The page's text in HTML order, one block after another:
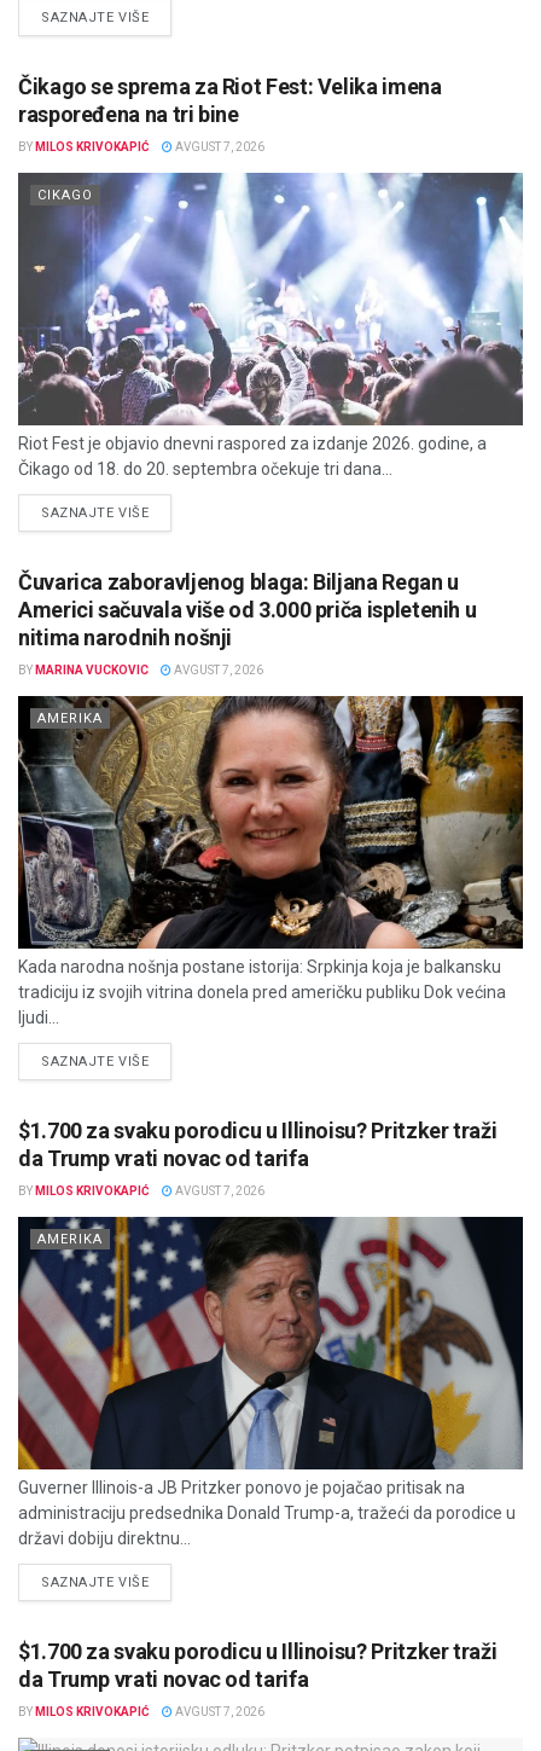
SAZNAJTE VIŠEDETAILS
Čikago se sprema za Riot Fest: Velika imena
raspoređena na tri bine
BY MILOS KRIVOKAPIĆ AVGUST 7, 2026
CIKAGO
Riot Fest je objavio dnevni raspored za izdanje 2026. godine, a
Čikago od 18. do 20. septembra očekuje tri dana...
SAZNAJTE VIŠEDETAILS
Čuvarica zaboravljenog blaga: Biljana Regan u
Americi sačuvala više od 3.000 priča ispletenih u
nitima narodnih nošnji
BY MARINA VUCKOVIC AVGUST 7, 2026
AMERIKA
Kada narodna nošnja postane istorija: Srpkinja koja je balkansku
tradiciju iz svojih vitrina donela pred američku publiku Dok većina
ljudi...
SAZNAJTE VIŠEDETAILS
$1.700 za svaku porodicu u Illinoisu? Pritzker traži
da Trump vrati novac od tarifa
BY MILOS KRIVOKAPIĆ AVGUST 7, 2026
AMERIKA
Guverner Illinois-a JB Pritzker ponovo je pojačao pritisak na
administraciju predsednika Donald Trump-a, tražeći da porodice u
državi dobiju direktnu...
SAZNAJTE VIŠEDETAILS
$1.700 za svaku porodicu u Illinoisu? Pritzker traži
da Trump vrati novac od tarifa
BY MILOS KRIVOKAPIĆ AVGUST 7, 2026